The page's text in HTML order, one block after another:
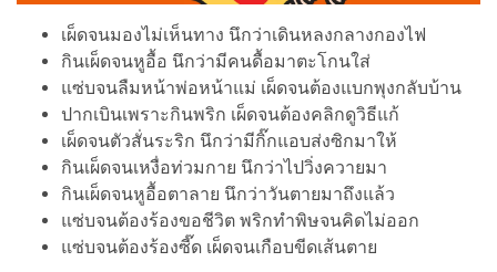
เผ็ดจนมองไม่เห็นทาง นึกว่าเดินหลงกลางกองไฟ
กินเผ็ดจนหูอื้อ นึกว่ามีคนดื้อมาตะโกนใส่
แซ่บจนลืมหน้าพ่อหน้าแม่ เผ็ดจนต้องแบกพุงกลับบ้าน
ปากเบินเพราะกินพริก เผ็ดจนต้องคลิกดูวิธีแก้
เผ็ดจนตัวสั่นระริก นึกว่ามีกิ๊กแอบส่งซิกมาให้
กินเผ็ดจนเหงื่อท่วมกาย นึกว่าไปวิ่งควายมา
กินเผ็ดจนหูอื้อตาลาย นึกว่าวันตายมาถึงแล้ว
แซ่บจนต้องร้องขอชีวิต พริกทำพิษจนคิดไม่ออก
แซ่บจนต้องร้องซี๊ด เผ็ดจนเกือบขีดเส้นตาย